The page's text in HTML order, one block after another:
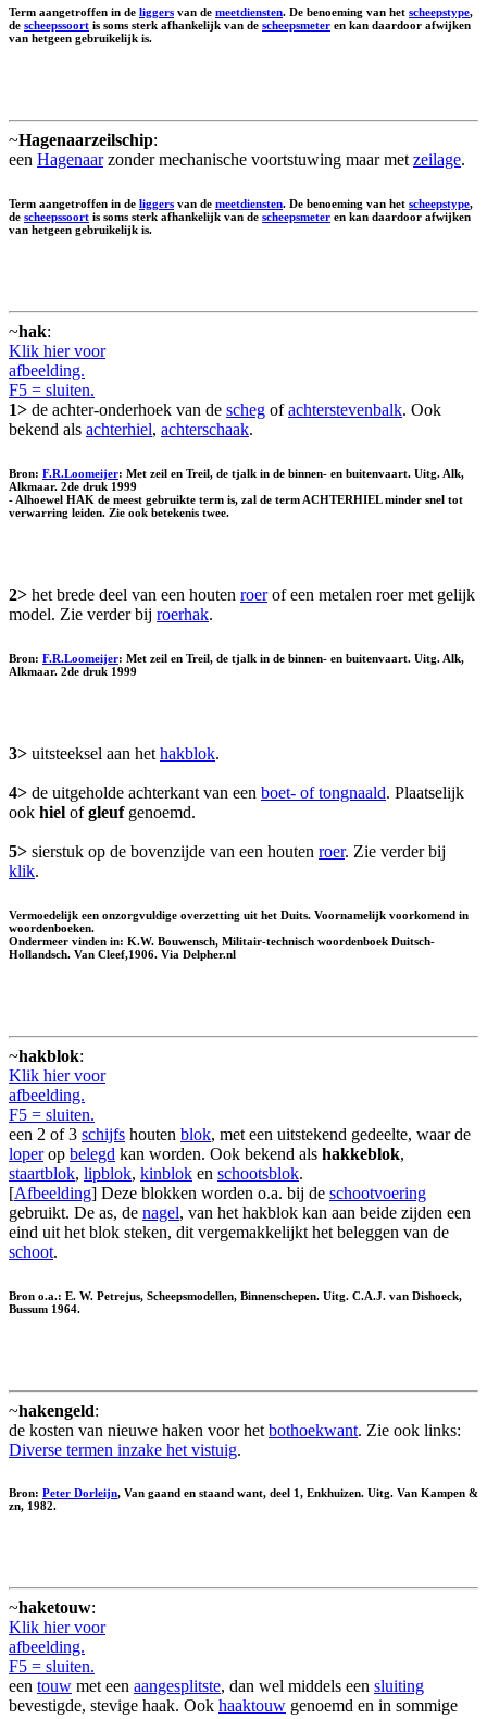
Term aangetroffen in de liggers van de meetdiensten. De benoeming van het scheepstype,
de scheepssoort is soms sterk afhankelijk van de scheepsmeter en kan daardoor afwijken
van hetgeen gebruikelijk is.
~Hagenaarzeilschip:
een Hagenaarzonder mechanische voortstuwing maar met zeilage.
Term aangetroffen in de liggers van de meetdiensten. De benoeming van het scheepstype,
de scheepssoort is soms sterk afhankelijk van de scheepsmeter en kan daardoor afwijken
van hetgeen gebruikelijk is.
~hak:
Klik hier voor
afbeelding.
F5 = sluiten.
1> de achter-onderhoek van de scheg ofachterstevenbalk. Ook
bekend als achterhiel, achterschaak.
Bron: F.R.Loomeijer: Met zeil en Treil, de tjalk in de binnen- en buitenvaart. Uitg. Alk,
Alkmaar. 2de druk 1999
- Alhoewel HAK de meest gebruikte term is, zal de term ACHTERHIEL minder snel tot
verwarring leiden. Zie ook betekenis twee.
2> het brede deel van een houten roerof een metalen roer met gelijk
model. Zie verder bij roerhak.
Bron: F.R.Loomeijer: Met zeil en Treil, de tjalk in de binnen- en buitenvaart. Uitg. Alk,
Alkmaar. 2de druk 1999
3> uitsteeksel aan het hakblok.
4> de uitgeholde achterkant van een boet- of tongnaald. Plaatselijk
ook hiel ofgleufgenoemd.
5> sierstuk op de bovenzijde van een houten roer. Zie verder bij
klik.
Vermoedelijk een onzorgvuldige overzetting uit het Duits. Voornamelijk voorkomend in
woordenboeken.
Ondermeer vinden in: K.W. Bouwensch, Militair-technisch woordenboek Duitsch-
Hollandsch. Van Cleef,1906. Via Delpher.nl
~hakblok:
Klik hier voor
afbeelding.
F5 = sluiten.
een 2 of 3 schijfs houten blok, met een uitstekend gedeelte, waar de
loperop belegd kan worden. Ook bekend als hakkeblok,
staartblok, lipblok, kinblok en schootsblok.
[Afbeelding] Deze blokken worden o.a. bij de schootvoering
gebruikt. De as, de nagel, van het hakblok kan aan beide zijden een
eind uit het blok steken, dit vergemakkelijkt het beleggen van de
schoot.
Bron o.a.: E. W. Petrejus, Scheepsmodellen, Binnenschepen. Uitg. C.A.J. van Dishoeck,
Bussum 1964.
~hakengeld:
de kosten van nieuwe haken voor het bothoekwant. Zie ook links:
Diverse termen inzake het vistuig.
Bron: Peter Dorleijn, Van gaand en staand want, deel 1, Enkhuizen. Uitg. Van Kampen &
zn, 1982.
~haketouw:
Klik hier voor
afbeelding.
F5 = sluiten.
een touw met een aangesplitste, dan wel middels een sluiting
bevestigde, stevige haak. Ook haaktouw genoemd en in sommige